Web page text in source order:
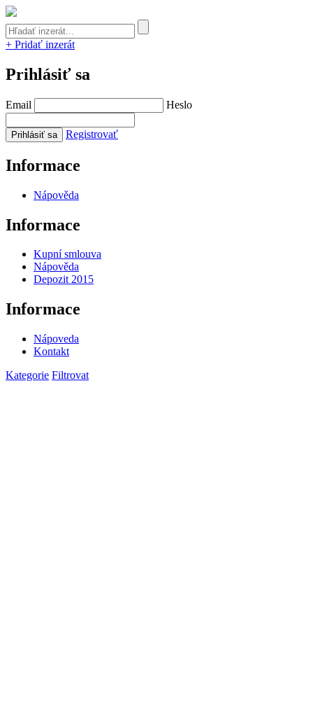
+ Pridať inzerát
Prihlásiť sa
Email Heslo
Registrovať
Informace
Nápověda
Informace
Kupní smlouva
Nápověda
Depozit 2015
Informace
Nápoveda
Kontakt
Kategorie Filtrovat